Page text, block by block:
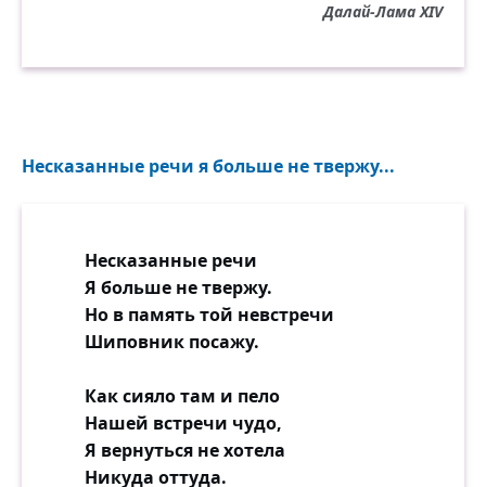
Далай-Лама XIV
Несказанные речи я больше не твержу...
Несказанные речи
Я больше не твержу.
Но в память той невстречи
Шиповник посажу.
Как сияло там и пело
Нашей встречи чудо,
Я вернуться не хотела
Никуда оттуда.